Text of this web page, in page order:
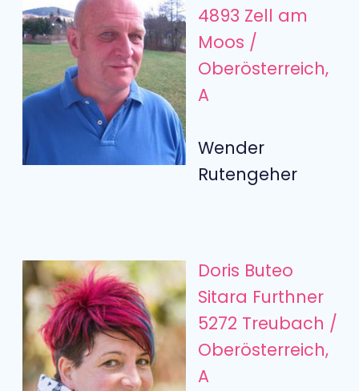
4893 Zell am
Moos /
Oberösterreich,
A
Wender
Rutengeher
Doris Buteo
Sitara Furthner
5272 Treubach /
Oberösterreich,
A